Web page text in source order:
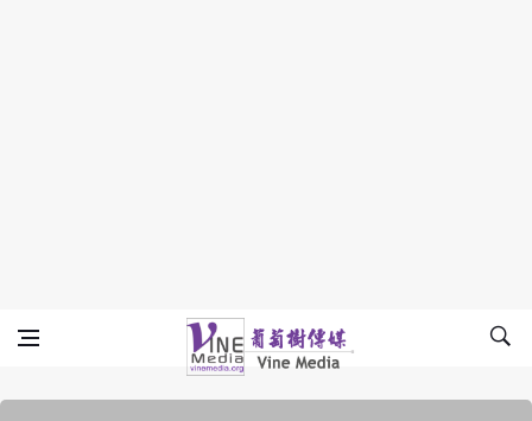
Vine Media
葡萄樹傳媒